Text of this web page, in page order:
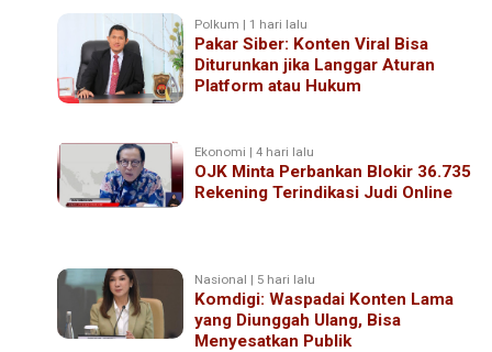
Polkum | 1 hari lalu
Pakar Siber: Konten Viral Bisa
Diturunkan jika Langgar Aturan
Platform atau Hukum
Ekonomi | 4 hari lalu
OJK Minta Perbankan Blokir 36.735
Rekening Terindikasi Judi Online
Nasional | 5 hari lalu
Komdigi: Waspadai Konten Lama
yang Diunggah Ulang, Bisa
Menyesatkan Publik